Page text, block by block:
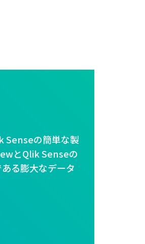
Senseの簡単な製
とQlik Senseの
る膨大なデータ